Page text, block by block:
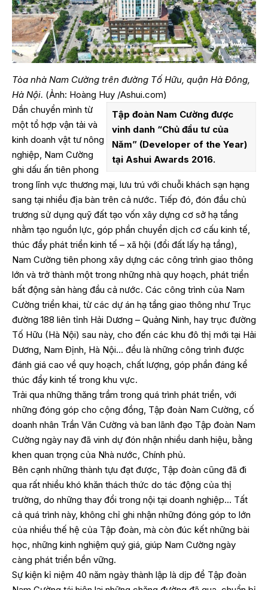
Tòa nhà Nam Cường trên đường Tố Hữu, quận Hà Đông,
Hà Nội. (Ảnh: Hoàng Huy /Ashui.com)
Tập đoàn Nam Cường được
vinh danh “Chủ đầu tư của
Năm” (Developer of the Year)
tại Ashui Awards 2016.
Dần chuyển mình từ
một tổ hợp vận tải và
kinh doanh vật tư nông
nghiệp, Nam Cường
ghi dấu ấn tiên phong
trong lĩnh vực thương mại, lưu trú với chuỗi khách sạn hạng
sang tại nhiều địa bàn trên cả nước. Tiếp đó, đón đầu chủ
trương sử dụng quỹ đất tạo vốn xây dựng cơ sở hạ tầng
nhằm tạo nguồn lực, góp phần chuyển dịch cơ cấu kinh tế,
thúc đẩy phát triển kinh tế – xã hội (đổi đất lấy hạ tầng),
Nam Cường tiên phong xây dựng các công trình giao thông
lớn và trở thành một trong những nhà quy hoạch, phát triển
bất động sản hàng đầu cả nước. Các công trình của Nam
Cường triển khai, từ các dự án hạ tầng giao thông như Trục
đường 188 liên tỉnh Hải Dương – Quảng Ninh, hay trục đường
Tố Hữu (Hà Nội) sau này, cho đến các khu đô thị mới tại Hải
Dương, Nam Định, Hà Nội… đều là những công trình được
đánh giá cao về quy hoạch, chất lượng, góp phần đáng kể
thúc đẩy kinh tế trong khu vực.
Trải qua những thăng trầm trong quá trình phát triển, với
những đóng góp cho cộng đồng, Tập đoàn Nam Cường, cố
doanh nhân Trần Văn Cường và ban lãnh đạo Tập đoàn Nam
Cường ngày nay đã vinh dự đón nhận nhiều danh hiệu, bằng
khen quan trọng của Nhà nước, Chính phủ.
Bên cạnh những thành tựu đạt được, Tập đoàn cũng đã đi
qua rất nhiều khó khăn thách thức do tác động của thị
trường, do những thay đổi trong nội tại doanh nghiệp… Tất
cả quá trình này, không chỉ ghi nhận những đóng góp to lớn
của nhiều thế hệ của Tập đoàn, mà còn đúc kết những bài
học, những kinh nghiệm quý giá, giúp Nam Cường ngày
càng phát triển bền vững.
Sự kiện kỉ niệm 40 năm ngày thành lập là dịp để Tập đoàn